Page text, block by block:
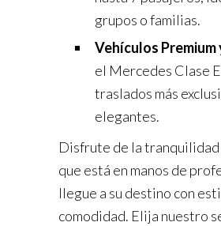
grupos o familias.
Vehículos Premium
el Mercedes Clase
traslados más
elegantes.
Disfrute de la
que está en manos de
llegue a su destino con
comodidad. Elija nuestro